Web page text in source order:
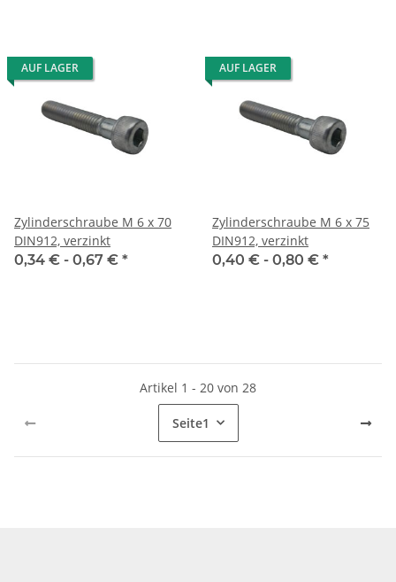
AUF LAGER
Zylinderschraube M 6 x 70
DIN912, verzinkt
0,34 € - 0,67 € *
AUF LAGER
Zylinderschraube M 6 x 75
DIN912, verzinkt
0,40 € - 0,80 € *
Artikel 1 - 20 von 28
Seite1